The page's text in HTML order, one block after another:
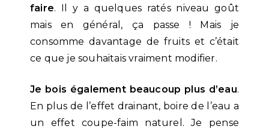
faire. Il y a quelques ratés niveau goût
mais en général, ça passe ! Mais je
consomme davantage de fruits et c’était
ce que je souhaitais vraiment modifier.
Je bois également beaucoup plus d’eau.
En plus de l’effet drainant, boire de l’eau a
un effet coupe-faim naturel. Je pense